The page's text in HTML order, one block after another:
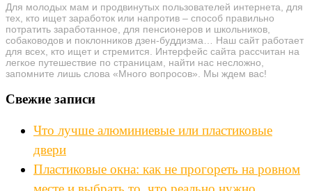
Для молодых мам и продвинутых пользователей интернета, для
тех, кто ищет заработок или напротив – способ правильно
потратить заработанное, для пенсионеров и школьников,
собаководов и поклонников дзен-буддизма… Наш сайт работает
для всех, кто ищет и стремится. Интерфейс сайта рассчитан на
легкое путешествие по страницам, найти нас несложно,
запомните лишь слова «Много вопросов». Мы ждем вас!
Свежие записи
Что лучше алюминиевые или пластиковые
двери
Пластиковые окна: как не прогореть на ровном